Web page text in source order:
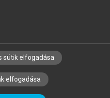
KÖNYVTÁROSOKNAK
ALAPELVEK
sütik elfogadása
elfogadása